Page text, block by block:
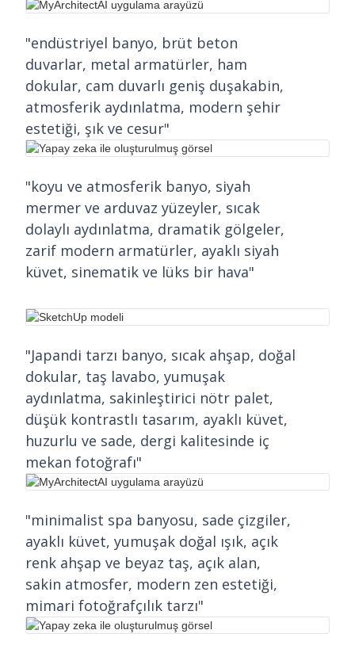
"endüstriyel banyo, brüt beton
duvarlar, metal armatürler, ham
dokular, cam duvarlı geniş duşakabin,
atmosferik aydınlatma, modern şehir
estetiği, şık ve cesur"
"koyu ve atmosferik banyo, siyah
mermer ve arduvaz yüzeyler, sıcak
dolaylı aydınlatma, dramatik gölgeler,
zarif modern armatürler, ayaklı siyah
küvet, sinematik ve lüks bir hava"
"Japandi tarzı banyo, sıcak ahşap, doğal
dokular, taş lavabo, yumuşak
aydınlatma, sakinleştirici nötr palet,
düşük kontrastlı tasarım, ayaklı küvet,
huzurlu ve sade, dergi kalitesinde iç
mekan fotoğrafı"
"minimalist spa banyosu, sade çizgiler,
ayaklı küvet, yumuşak doğal ışık, açık
renk ahşap ve beyaz taş, açık alan,
sakin atmosfer, modern zen estetiği,
mimari fotoğrafçılık tarzı"